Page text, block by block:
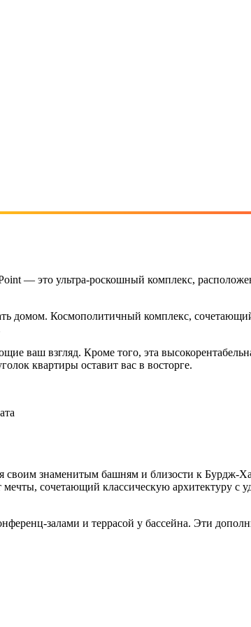
— это ультра-роскошный комплекс,
домом. Космополитичный комплекс,
ваш взгляд. Кроме того, эта
квартиры оставит вас в восторге.
своим знаменитым башням и близости к Бурдж-
мечты, сочетающий классическую архитектуру с
залами и террасой у бассейна. Эти